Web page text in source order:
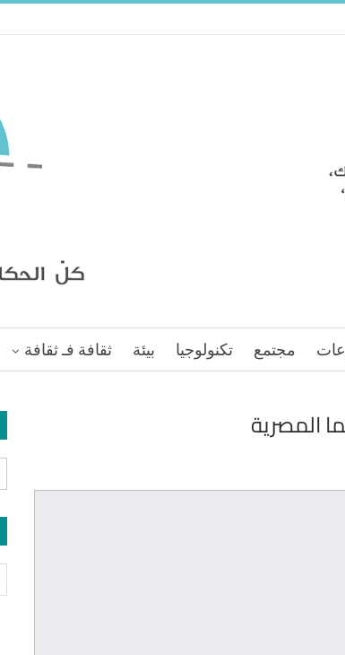
مجتمع تكنولوجيا بيئة ثقافة فـ ثقافة
المصرية